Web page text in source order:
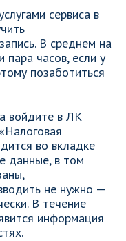
сервиса в
В среднем на
пара часов, если у
позаботиться
войдите в ЛК
во вкладке
данные, в том
не нужно —
В течение
информация